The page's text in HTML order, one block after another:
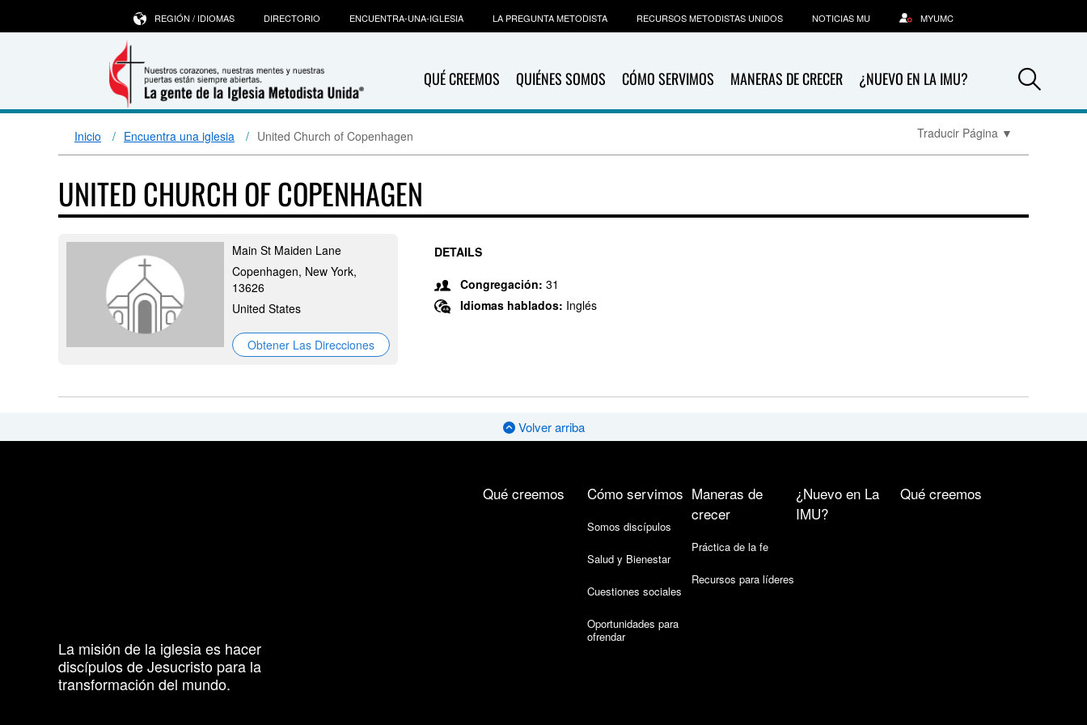
QUÉ CREEMOS QUIÉNES SOMOS CÓMO SERVIMOS MANERAS DE CRECER ¿NUEVO EN LA IMU?
REGIÓN / IDIOMAS DIRECTORIO ENCUENTRA-UNA-IGLESIA LA PREGUNTA METODISTA RECURSOS METODISTAS UNIDOS NOTICIAS MU MYUMC
Inicio Encuentra una iglesia United Church of Copenhagen Traducir Página ▼
UNITED CHURCH OF COPENHAGEN
Main St Maiden Lane
Copenhagen, New York,
13626
United States
Obtener Las Direcciones
DETAILS
Congregación: 31
Idiomas hablados: Inglés
Volver arriba
La misión de la iglesia es hacer
discípulos de Jesucristo para la
transformación del mundo.
Qué creemos Cómo servimos
Somos discípulos
Salud y Bienestar
Cuestiones sociales
Oportunidades para
ofrendar
Maneras de
crecer
Práctica de la fe
Recursos para líderes
¿Nuevo en La
IMU?
Qué creemos